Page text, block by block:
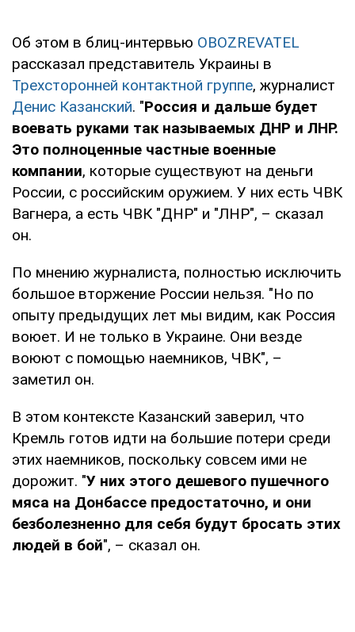
Об этом в блиц-интервью OBOZREVATEL
рассказал представитель Украины в
Трехсторонней контактной группе, журналист
Денис Казанский. "Россия и дальше будет
воевать руками так называемых ДНР и ЛНР.
Это полноценные частные военные
компании, которые существуют на деньги
России, с российским оружием. У них есть ЧВК
Вагнера, а есть ЧВК "ДНР" и "ЛНР", – сказал
он.
По мнению журналиста, полностью исключить
большое вторжение России нельзя. "Но по
опыту предыдущих лет мы видим, как Россия
воюет. И не только в Украине. Они везде
воюют с помощью наемников, ЧВК", –
заметил он.
В этом контексте Казанский заверил, что
Кремль готов идти на большие потери среди
этих наемников, поскольку совсем ими не
дорожит. "У них этого дешевого пушечного
мяса на Донбассе предостаточно, и они
безболезненно для себя будут бросать этих
людей в бой", – сказал он.